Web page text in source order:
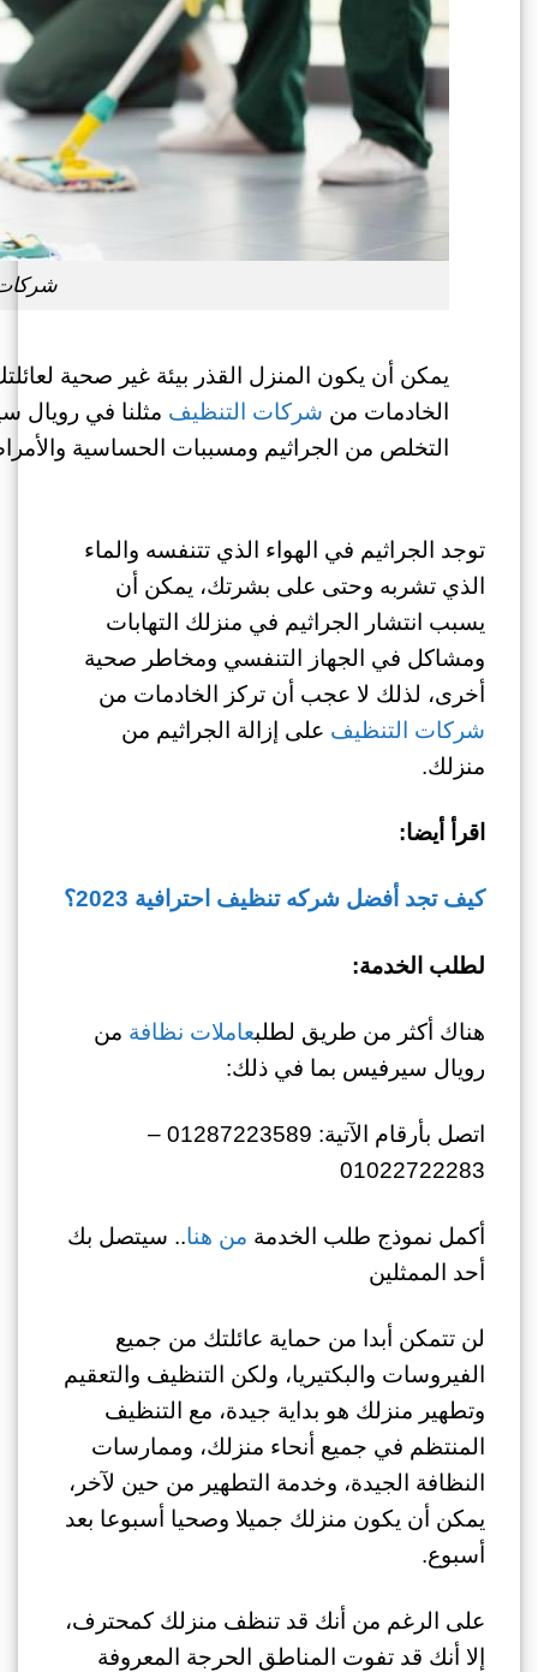
يمكن أن يكون المنزل القذر بيئة غير صحية
الخادمات من شركات التنظيف مثلنا في
التخلص من الجراثيم ومسببات الحساسية
توجد الجراثيم في الهواء الذي تتنفسه والماء
الذي تشربه وحتى على بشرتك، يمكن أن
يسبب انتشار الجراثيم في منزلك التهابات
ومشاكل في الجهاز التنفسي ومخاطر صحية
أخرى، لذلك لا عجب أن تركز الخادمات من
شركات التنظيف على إزالة الجراثيم من
منزلك.
اقرأ أيضا:
كيف تجد أفضل شركه تنظيف احترافية 2023؟
لطلب الخدمة:
هناك أكثر من طريق لطلبعاملات نظافة من
رويال سيرفيس بما في ذلك:
اتصل بأرقام الآتية: 01287223589 –
01022722283
أكمل نموذج طلب الخدمة من هنا.. سيتصل بك
أحد الممثلين
لن تتمكن أبدا من حماية عائلتك من جميع
الفيروسات والبكتيريا، ولكن التنظيف والتعقيم
وتطهير منزلك هو بداية جيدة، مع التنظيف
المنتظم في جميع أنحاء منزلك، وممارسات
النظافة الجيدة، وخدمة التطهير من حين لآخر،
يمكن أن يكون منزلك جميلا وصحيا أسبوعا بعد
أسبوع.
على الرغم من أنك قد تنظف منزلك كمحترف،
إلا أنك قد تفوت المناطق الحرجة المعروفة